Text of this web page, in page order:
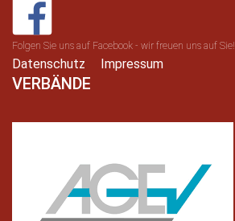
Folgen Sie uns auf Facebook - wir freuen uns auf Sie!
Datenschutz Impressum
VERBÄNDE